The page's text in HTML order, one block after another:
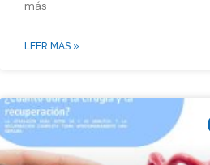
más
LEER MÁS »